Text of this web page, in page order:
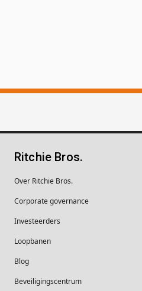
Ritchie Bros.
Over Ritchie Bros.
Corporate governance
Investeerders
Loopbanen
Blog
Beveiligingscentrum